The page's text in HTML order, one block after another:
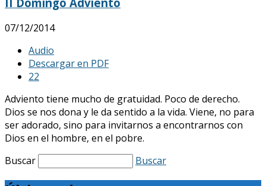
07/12/2014
Audio
Descargar en PDF
22
Adviento tiene mucho de gratuidad. Poco de derecho.
Dios se nos dona y le da sentido a la vida. Viene, no para
ser adorado, sino para invitarnos a encontrarnos con
Dios en el hombre, en el pobre.
Buscar
Buscar